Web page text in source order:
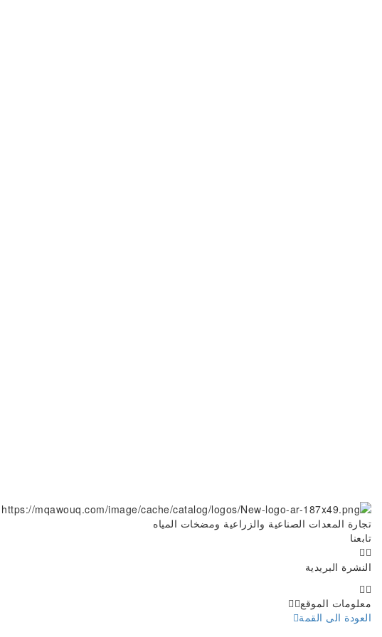
تجارة المعدات الصناعية والزراعية ومضخات المياه
تابعنا
النشرة البريدية
معلومات الموقع
العودة الى القمة